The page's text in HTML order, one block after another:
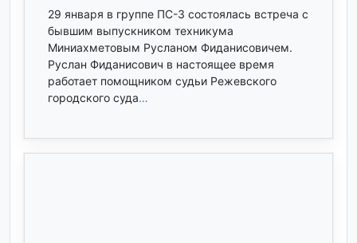
29 января в группе ПС-3 состоялась встреча с
бывшим выпускником техникума
Миниахметовым Русланом Фиданисовичем.
Руслан Фиданисович в настоящее время
работает помощником судьи Режевского
городского суда…